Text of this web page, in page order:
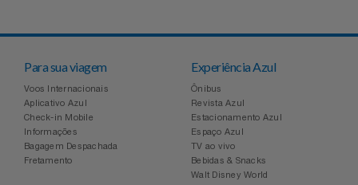
Para sua viagem
Voos Internacionais
Aplicativo Azul
Check-in Mobile
Informações
Bagagem Despachada
Fretamento
Experiência Azul
Ônibus
Revista Azul
Estacionamento Azul
Espaço Azul
TV ao vivo
Bebidas & Snacks
Walt Disney World